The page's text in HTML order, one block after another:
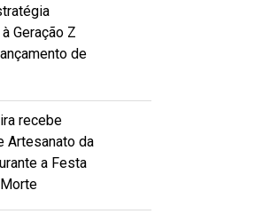
Geração Z
de
recebe
Artesanato da
a Festa